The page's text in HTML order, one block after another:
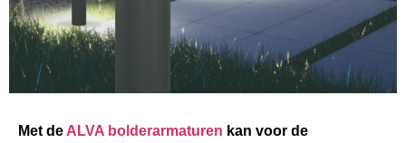
Met de ALVA bolderarmaturen kan voor de